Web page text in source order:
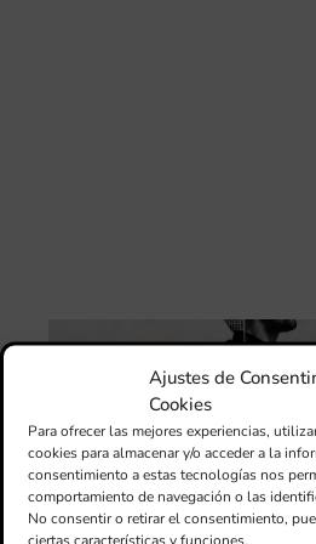
Ajustes de
Cookies
Para ofrecer las mejores experiencias,
cookies para almacenar y/o acceder a la
consentimiento a estas tecnologías nos
comportamiento de navegación o las
No consentir o retirar el consentimiento,
ciertas características y funciones.